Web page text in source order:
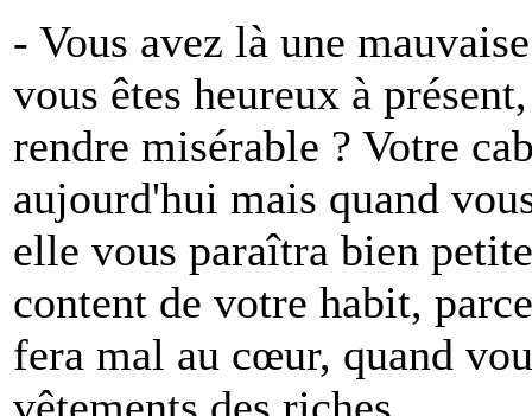
- Vous avez là une
vous êtes heureux à
rendre misérable ? Votre
aujourd'hui mais quand
elle vous paraîtra bien
content de votre habit,
fera mal au cœur, quand